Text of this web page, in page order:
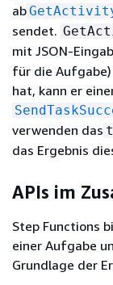
ab
sendet.
mit JSON-
für die
hat, kann er
verwenden das
das Ergebnis
APIs im
Step Functions
einer Aufgabe
Grundlage der